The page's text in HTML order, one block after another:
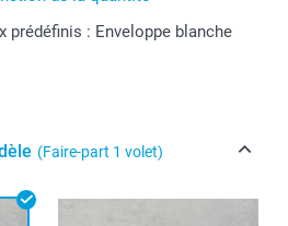
prédéfinis : Enveloppe blanche
(Faire-part 1 volet)